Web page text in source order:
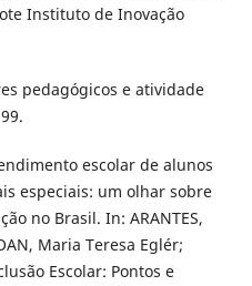
Instituto de Inovação
pedagógicos e atividade
escolar de alunos
especiais: um olhar sobre
no Brasil. In: ARANTES,
Maria Teresa Eglér;
Escolar: Pontos e